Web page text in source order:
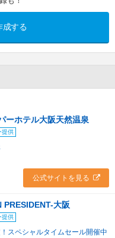
成する
ホテル大阪天然温泉
提供
公式サイトを見る
PRESIDENT-大阪
提供
スペシャルタイムセール開催中